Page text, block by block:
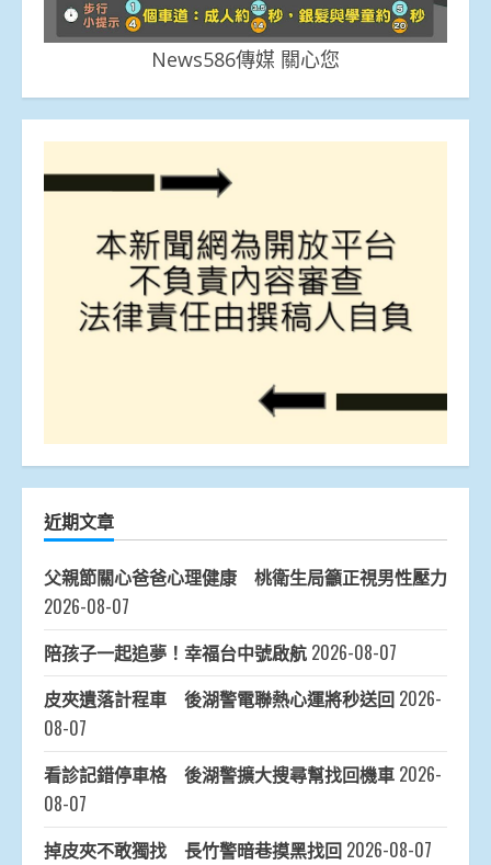
News586傳媒 關心您
近期文章
父親節關心爸爸心理健康 桃衛生局籲正視男性壓力
2026-08-07
陪孩子一起追夢！幸福台中號啟航 2026-08-07
皮夾遺落計程車 後湖警電聯熱心運將秒送回 2026-
08-07
看診記錯停車格 後湖警擴大搜尋幫找回機車 2026-
08-07
掉皮夾不敢獨找 長竹警暗巷摸黑找回 2026-08-07